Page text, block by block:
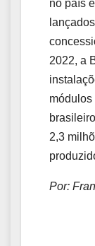
no país
2022, a
módulos
2,3
Por: